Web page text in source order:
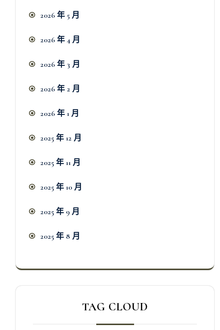
2026 年 5 月
2026 年 4 月
2026 年 3 月
2026 年 2 月
2026 年 1 月
2025 年 12 月
2025 年 11 月
2025 年 10 月
2025 年 9 月
2025 年 8 月
TAG CLOUD